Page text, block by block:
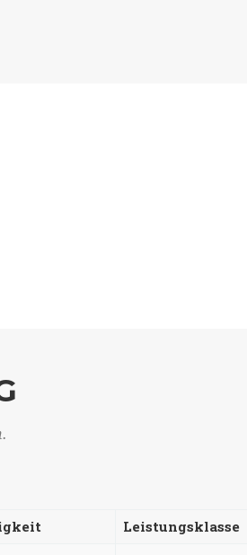
Leistungsklasse